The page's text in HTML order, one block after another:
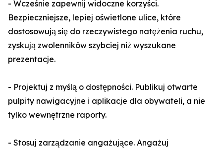
- Wcześnie zapewnij widoczne korzyści.
Bezpieczniejsze, lepiej oświetlone ulice, które
dostosowują się do rzeczywistego natężenia ruchu,
zyskują zwolenników szybciej niż wyszukane
prezentacje.
- Projektuj z myślą o dostępności. Publikuj otwarte
pulpity nawigacyjne i aplikacje dla obywateli, a nie
tylko wewnętrzne raporty.
- Stosuj zarządzanie angażujące. Angażuj